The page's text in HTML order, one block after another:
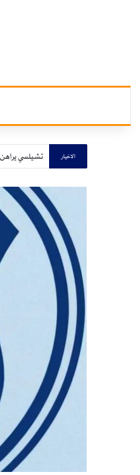
الاخيار تشيلسي يراهن